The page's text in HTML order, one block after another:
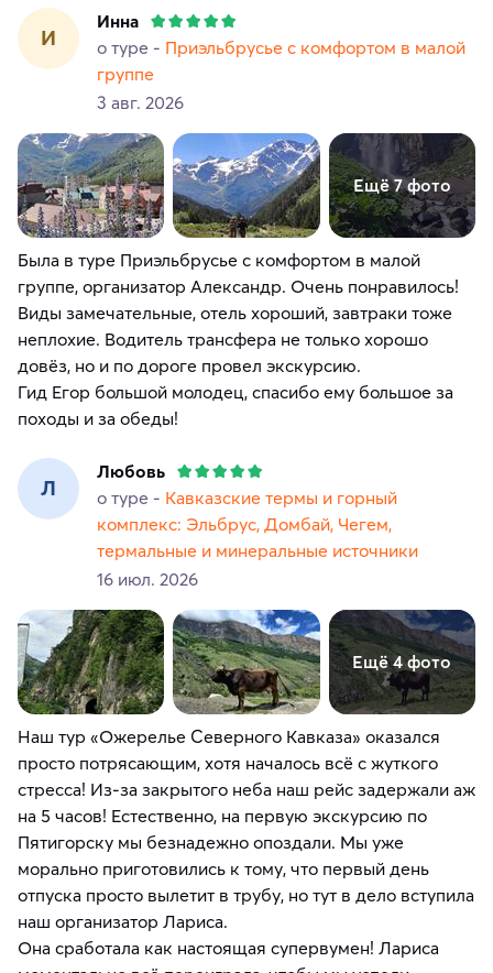
И
Инна
о туре - Приэльбрусье с комфортом в малой
группе
3 авг. 2026
Ещё 7 фото
Была в туре Приэльбрусье с комфортом в малой
группе, организатор Александр. Очень понравилось!
Виды замечательные, отель хороший, завтраки тоже
неплохие. Водитель трансфера не только хорошо
довёз, но и по дороге провел экскурсию.
Гид Егор большой молодец, спасибо ему большое за
походы и за обеды!
Л
Любовь
о туре - Кавказские термы и горный
комплекс: Эльбрус, Домбай, Чегем,
термальные и минеральные источники
16 июл. 2026
Ещё 4 фото
​Наш тур «Ожерелье Северного Кавказа» оказался
просто потрясающим, хотя началось всё с жуткого
стресса! Из-за закрытого неба наш рейс задержали аж
на 5 часов! Естественно, на первую экскурсию по
Пятигорску мы безнадежно опоздали. Мы уже
морально приготовились к тому, что первый день
отпуска просто вылетит в трубу, но тут в дело вступила
наш организатор Лариса.
​Она сработала как настоящая супервумен! Лариса